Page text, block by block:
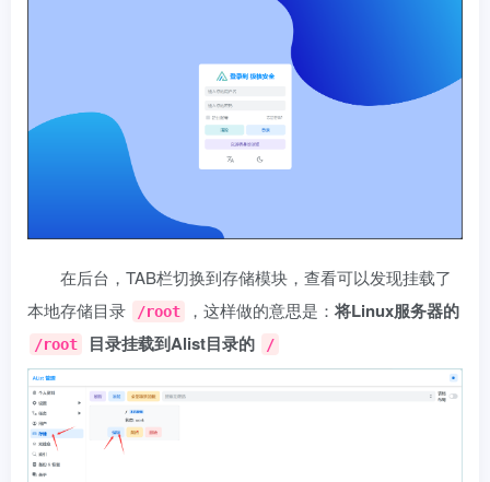
在后台，TAB栏切换到存储模块，查看可以发现挂载了
本地存储目录
/root ，这样做的意思是：将Linux服务器的
/root 目录挂载到Alist目录的 /